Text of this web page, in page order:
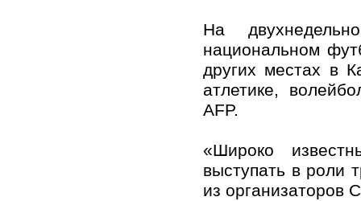
На
национальном
других местах в
атлетике,
AFP.
«Широко
выступать в роли
из организаторов